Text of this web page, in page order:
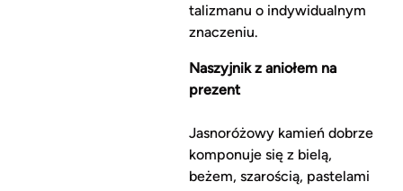
talizmanu o indywidualnym
znaczeniu.
Naszyjnik z aniołem na
prezent
Jasnoróżowy kamień dobrze
komponuje się z bielą,
beżem, szarością, pastelami